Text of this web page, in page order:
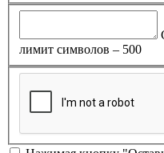
лимит символов – 500